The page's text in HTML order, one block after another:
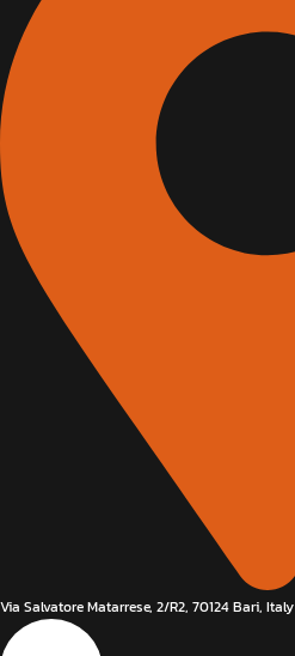
Via Salvatore Matarrese, 2/R2, 70124 Bari, Italy